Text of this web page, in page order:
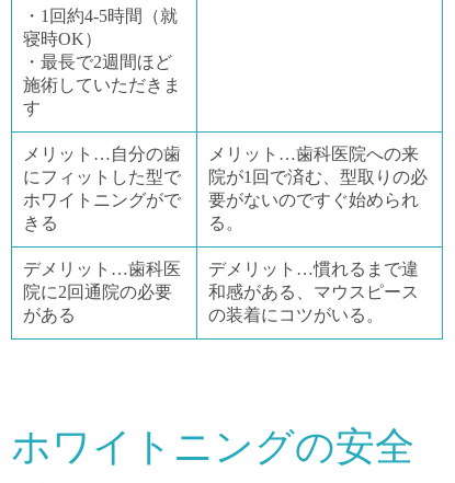
・1回約4-5時間（就
寝時OK）
・最長で2週間ほど
施術していただきま
す
メリット…自分の歯
にフィットした型で
ホワイトニングがで
きる
メリット…歯科医院への来
院が1回で済む、型取りの必
要がないのですぐ始められ
る。
デメリット…歯科医
院に2回通院の必要
がある
デメリット…慣れるまで違
和感がある、マウスピース
の装着にコツがいる。
ホワイトニングの安全